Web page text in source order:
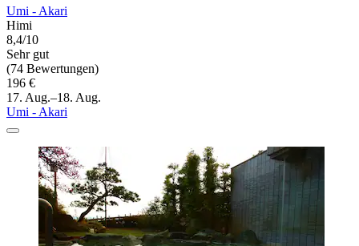
Umi - Akari
Himi
8,4/10
Sehr gut
(74 Bewertungen)
196 €
17. Aug.–18. Aug.
Umi - Akari